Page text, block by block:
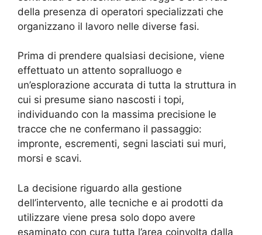
della presenza di operatori specializzati che
organizzano il lavoro nelle diverse fasi.
Prima di prendere qualsiasi decisione, viene
effettuato un attento sopralluogo e
un’esplorazione accurata di tutta la struttura in
cui si presume siano nascosti i topi,
individuando con la massima precisione le
tracce che ne confermano il passaggio:
impronte, escrementi, segni lasciati sui muri,
morsi e scavi.
La decisione riguardo alla gestione
dell’intervento, alle tecniche e ai prodotti da
utilizzare viene presa solo dopo avere
esaminato con cura tutta l’area coinvolta dalla